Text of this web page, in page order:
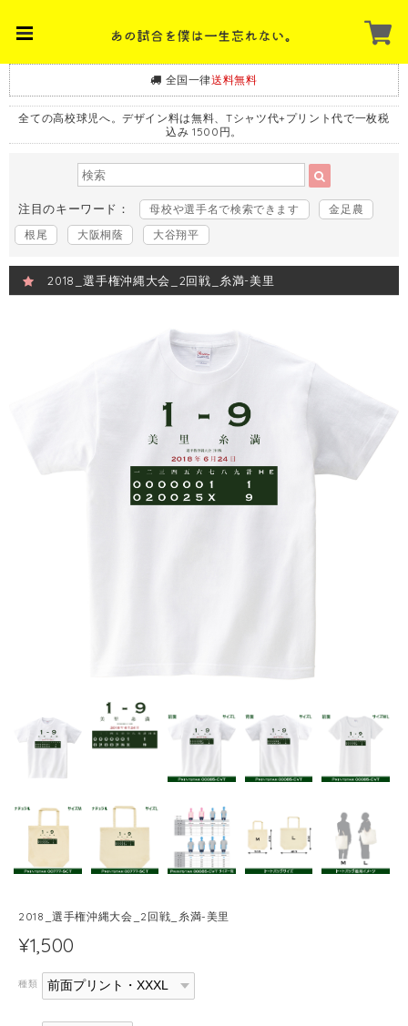
全国一律送料無料
全ての高校球児へ。デザイン料は無料、Tシャツ代+プリント代で一枚税
込み 1500円。
注目のキーワード： 母校や選手名で検索できます
金足農
根尾
大阪桐蔭 大谷翔平
2018_選手権沖縄大会_2回戦_糸満-美里
2018_選手権沖縄大会_2回戦_糸満-美里
¥1,500
種類